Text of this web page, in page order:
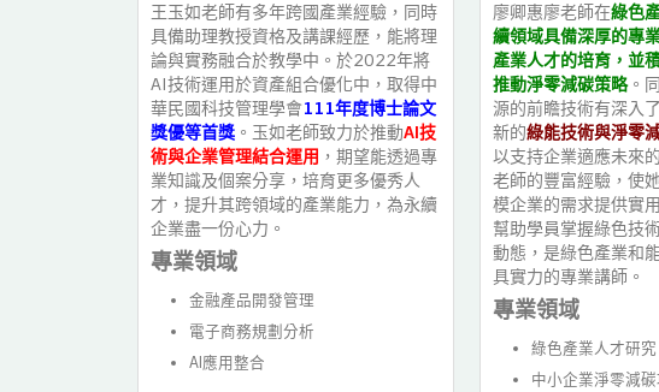
王玉如老師有多年跨國產業經驗，同時
具備助理教授資格及講課經歷，能將理
論與實務融合於教學中。於2022年將
AI技術運用於資產組合優化中，取得中
華民國科技管理學會111年度博士論文
獎優等首獎 。玉如老師致力於推動AI技
術與企業管理結合運用 ，期望能透過專
業知識及個案分享，培育更多優秀人
才，提升其跨領域的產業能力，為永續
企業盡一份心力。
專業領域
金融產品開發管理
電子商務規劃分析
AI應用整合
廖卿惠廖老師在綠色
續領域具備深厚的專
產業人才的培育，並
推動淨零減碳策略。
源的前瞻技術有深入
新的綠能技術與淨零
以支持企業適應未來
老師的豐富經驗，使
模企業的需求提供實
幫助學員掌握綠色技
動態，是綠色產業和
具實力的專業講師。
專業領域
綠色產業人才研究
中小企業淨零減